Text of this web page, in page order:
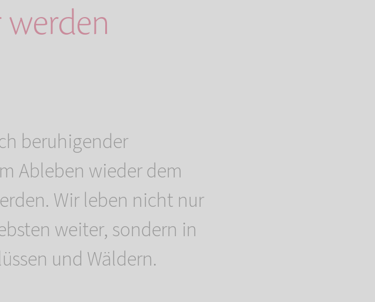
beruhigender
Ableben wieder dem
Wir leben nicht nur
weiter, sondern in
und Wäldern.